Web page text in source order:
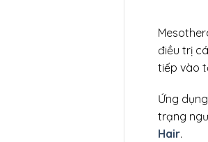
điều trị
tiếp vào
Ứng
trạng
Hair.